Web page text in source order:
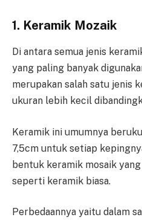
1. Keramik Mozaik
Di antara semua jenis
yang paling banyak
merupakan salah satu jenis
ukuran lebih kecil
Keramik ini umumnya
7,5cm untuk setiap
bentuk keramik mosaik
seperti keramik biasa.
Perbedaannya yaitu dalam